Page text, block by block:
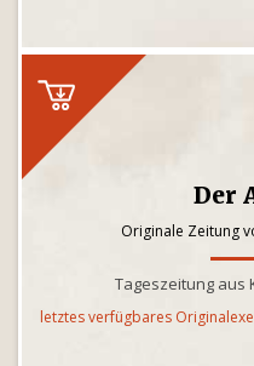
Der
Originale Zeitung
Tageszeitung aus
letztes verfügbares